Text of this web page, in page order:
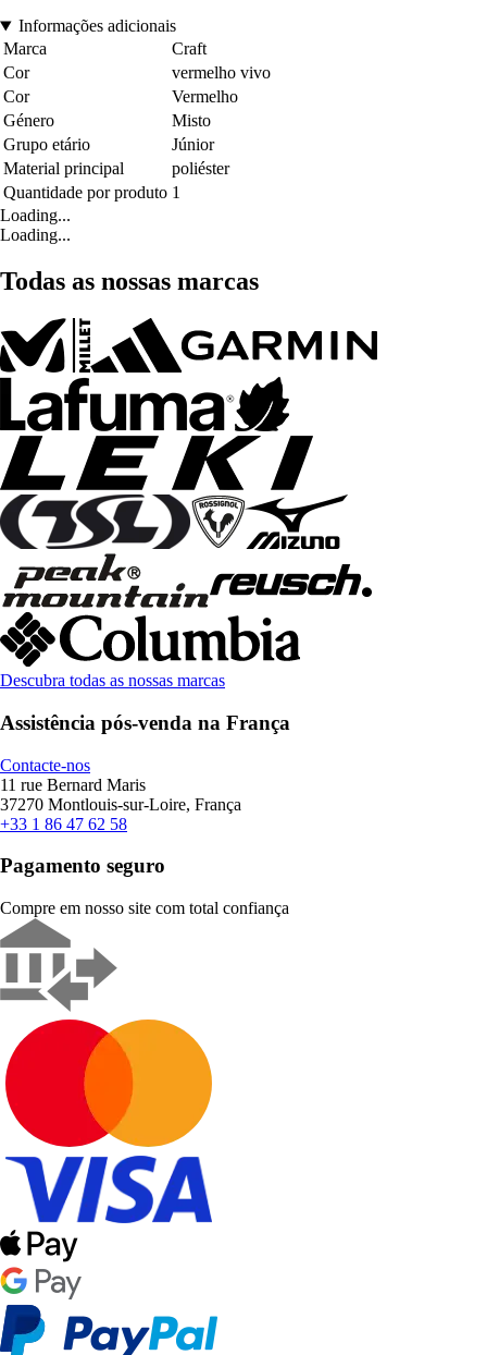
Informações adicionais
Marca
Craft
Cor
vermelho vivo
Cor
Vermelho
Género
Misto
Grupo etário
Júnior
Material principal
poliéster
Quantidade por produto 1
Loading...
Loading...
Todas as nossas marcas
Descubra todas as nossas marcas
Assistência pós-venda na França
Contacte-nos
11 rue Bernard Maris
37270 Montlouis-sur-Loire, França
+33 1 86 47 62 58
Pagamento seguro
Compre em nosso site com total confiança